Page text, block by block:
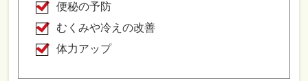
便秘の予防
むくみや冷えの改善
体力アップ